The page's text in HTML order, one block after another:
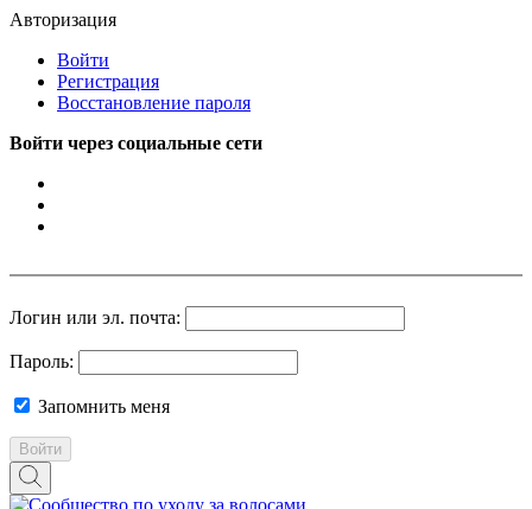
Авторизация
Войти
Регистрация
Восстановление пароля
Войти через социальные сети
Логин или эл. почта:
Пароль:
Запомнить меня
Войти